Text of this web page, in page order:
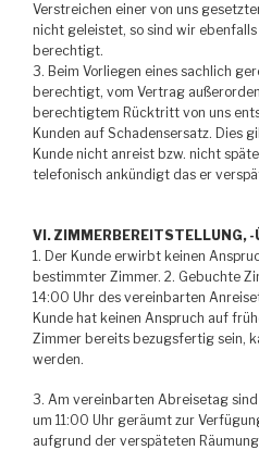
Verstreichen einer von uns
nicht geleistet, so sind wir
berechtigt.
3. Beim Vorliegen eines sachlich
berechtigt, vom Vertrag
berechtigtem Rücktritt von uns
Kunden auf Schadensersatz. Dies
Kunde nicht anreist bzw. nicht
telefonisch ankündigt das er
VI. ZIMMERBEREITSTELLUNG, -
1. Der Kunde erwirbt keinen
bestimmter Zimmer. 2. Gebuchte
14:00 Uhr des vereinbarten
Kunde hat keinen Anspruch auf
Zimmer bereits bezugsfertig sein,
werden.
3. Am vereinbarten Abreisetag
um 11:00 Uhr geräumt zur
aufgrund der verspäteten